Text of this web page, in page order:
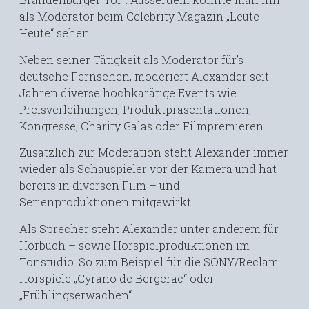
als Moderator beim Celebrity Magazin „Leute
Heute“ sehen.
Neben seiner Tätigkeit als Moderator für’s
deutsche Fernsehen, moderiert Alexander seit
Jahren diverse hochkarätige Events wie
Preisverleihungen, Produktpräsentationen,
Kongresse, Charity Galas oder Filmpremieren.
Zusätzlich zur Moderation steht Alexander immer
wieder als Schauspieler vor der Kamera und hat
bereits in diversen Film – und
Serienproduktionen mitgewirkt.
Als Sprecher steht Alexander unter anderem für
Hörbuch – sowie Hörspielproduktionen im
Tonstudio. So zum Beispiel für die SONY/Reclam
Hörspiele „Cyrano de Bergerac“ oder
„Frühlingserwachen“.